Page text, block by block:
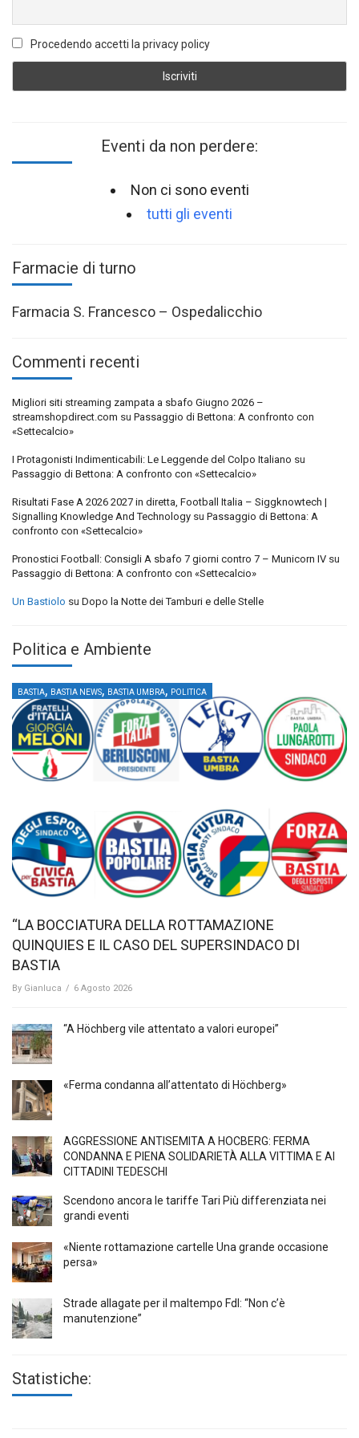
Procedendo accetti la privacy policy
Eventi da non perdere:
Non ci sono eventi
tutti gli eventi
Farmacie di turno
Farmacia S. Francesco – Ospedalicchio
Commenti recenti
Migliori siti streaming zampata a sbafo Giugno 2026 –
streamshopdirect.com su Passaggio di Bettona: A confronto con
«Settecalcio»
I Protagonisti Indimenticabili: Le Leggende del Colpo Italiano su
Passaggio di Bettona: A confronto con «Settecalcio»
Risultati Fase A 2026 2027 in diretta, Football Italia – Siggknowtech |
Signalling Knowledge And Technology su Passaggio di Bettona: A
confronto con «Settecalcio»
Pronostici Football: Consigli A sbafo 7 giorni contro 7 – Municorn IV su
Passaggio di Bettona: A confronto con «Settecalcio»
Un Bastiolo su Dopo la Notte dei Tamburi e delle Stelle
Politica e Ambiente
BASTIA, BASTIA NEWS, BASTIA UMBRA, POLITICA
“LA BOCCIATURA DELLA ROTTAMAZIONE
QUINQUIES E IL CASO DEL SUPERSINDACO DI
BASTIA
By Gianluca / 6 Agosto 2026
“A Höchberg vile attentato a valori europei”
«Ferma condanna all’attentato di Höchberg»
AGGRESSIONE ANTISEMITA A HÖCBERG: FERMA
CONDANNA E PIENA SOLIDARIETÀ ALLA VITTIMA E AI
CITTADINI TEDESCHI
Scendono ancora le tariffe Tari Più differenziata nei
grandi eventi
«Niente rottamazione cartelle Una grande occasione
persa»
Strade allagate per il maltempo FdI: “Non c’è
manutenzione”
Statistiche: